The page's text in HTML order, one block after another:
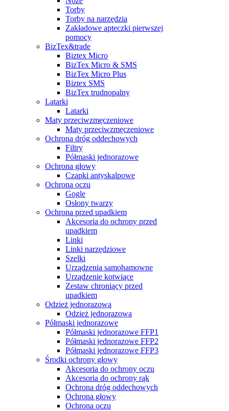
Torby
Torby na narzędzia
Zakładowe apteczki pierwszej
pomocy
BizTex&trade
Biztex Micro
BizTex Micro & SMS
BizTex Micro Plus
Biztex SMS
BizTex trudnopalny
Latarki
Latarki
Maty przeciwzmęczeniowe
Maty przeciwzmęczeniowe
Ochrona dróg oddechowych
Filtry
Półmaski jednorazowe
Ochrona głowy
Czapki antyskalpowe
Ochrona oczu
Gogle
Osłony twarzy
Ochrona przed upadkiem
Akcesoria do ochrony przed
upadkiem
Linki
Linki narzędziowe
Szelki
Urządzenia samohamowne
Urządzenie kotwiące
Zestaw chroniący przed
upadkiem
Odzież jednorazowa
Odzież jednorazowa
Półmaski jednorazowe
Półmaski jednorazowe FFP1
Półmaski jednorazowe FFP2
Półmaski jednorazowe FFP3
Środki ochrony głowy
Akcesoria do ochrony oczu
Akcesoria do ochrony rąk
Ochrona dróg oddechowych
Ochrona głowy
Ochrona oczu